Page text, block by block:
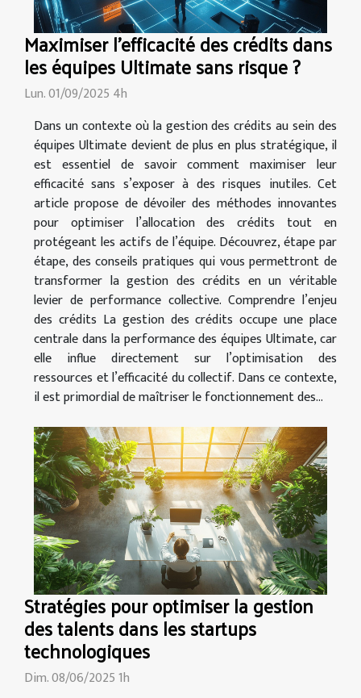
Maximiser l'efficacité des crédits dans
les équipes Ultimate sans risque ?
Lun. 01/09/2025 4h
Dans un contexte où la gestion des crédits au sein des
équipes Ultimate devient de plus en plus stratégique, il
est essentiel de savoir comment maximiser leur
efficacité sans s’exposer à des risques inutiles. Cet
article propose de dévoiler des méthodes innovantes
pour optimiser l’allocation des crédits tout en
protégeant les actifs de l’équipe. Découvrez, étape par
étape, des conseils pratiques qui vous permettront de
transformer la gestion des crédits en un véritable
levier de performance collective. Comprendre l’enjeu
des crédits La gestion des crédits occupe une place
centrale dans la performance des équipes Ultimate, car
elle influe directement sur l’optimisation des
ressources et l’efficacité du collectif. Dans ce contexte,
il est primordial de maîtriser le fonctionnement des...
Stratégies pour optimiser la gestion
des talents dans les startups
technologiques
Dim. 08/06/2025 1h